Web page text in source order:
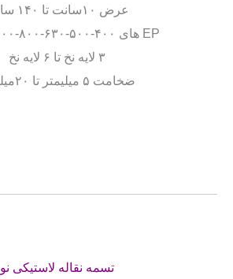
عرض ۱۰سانت تا ۱۴۰ سانت
EP های ۴۰۰-۵۰۰-۶۳۰-۸۰۰-۱۰۰۰-۱۲۵۰
۳ لایه نخ تا ۶ لایه نخ
ضخامت ۵ میلیمتر تا ۲۰میلیمتر
تسمه نقاله لاستیکی نو